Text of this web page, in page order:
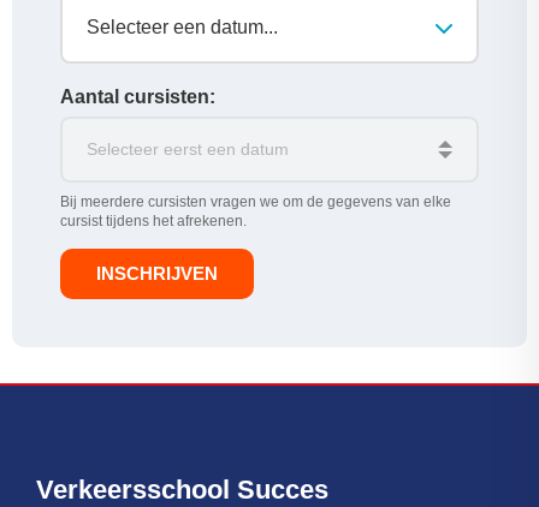
Selecteer een datum...
Aantal cursisten:
Bij meerdere cursisten vragen we om de gegevens van elke
cursist tijdens het afrekenen.
INSCHRIJVEN
Verkeersschool Succes